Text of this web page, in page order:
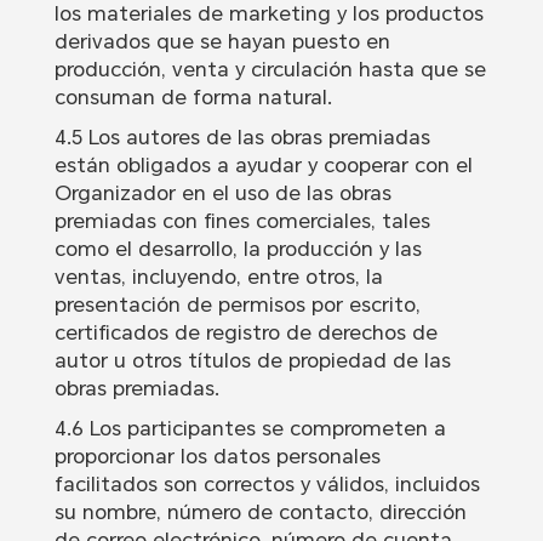
los materiales de marketing y los productos
derivados que se hayan puesto en
producción, venta y circulación hasta que se
consuman de forma natural.
4.5 Los autores de las obras premiadas
están obligados a ayudar y cooperar con el
Organizador en el uso de las obras
premiadas con fines comerciales, tales
como el desarrollo, la producción y las
ventas, incluyendo, entre otros, la
presentación de permisos por escrito,
certificados de registro de derechos de
autor u otros títulos de propiedad de las
obras premiadas.
4.6 Los participantes se comprometen a
proporcionar los datos personales
facilitados son correctos y válidos, incluidos
su nombre, número de contacto, dirección